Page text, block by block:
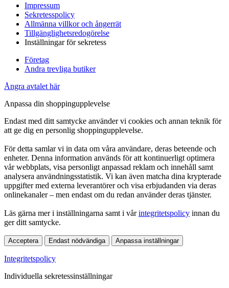
Impressum
Sekretesspolicy
Allmänna villkor och ångerrät
Tillgänglighetsredogörelse
Inställningar för sekretess
Företag
Andra trevliga butiker
Ångra avtalet här
Anpassa din shoppingupplevelse
Endast med ditt samtycke använder vi cookies och annan teknik för
att ge dig en personlig shoppingupplevelse.
För detta samlar vi in data om våra användare, deras beteende och
enheter. Denna information används för att kontinuerligt optimera
vår webbplats, visa personligt anpassad reklam och innehåll samt
analysera användningsstatistik. Vi kan även matcha dina krypterade
uppgifter med externa leverantörer och visa erbjudanden via deras
onlinekanaler – men endast om du redan använder deras tjänster.
Läs gärna mer i inställningarna samt i vårintegritetspolicy innan du
ger ditt samtycke.
Acceptera Endast nödvändiga Anpassa inställningar
Integritetspolicy
Individuella sekretessinställningar